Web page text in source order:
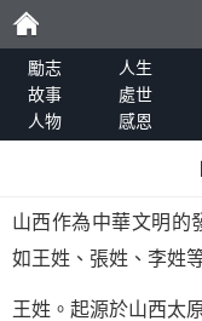
勵
志
勵志 人生
故事
處世
人物
感恩
山西作為中華文明的
如王姓、張姓、李姓
王姓。起源於山西太